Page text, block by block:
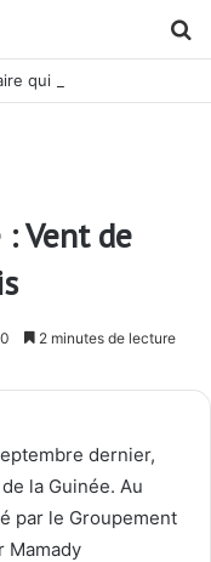
: Vent de
0 2 minutes de lecture
dernier,
la Guinée. Au
par le Groupement
Mamady